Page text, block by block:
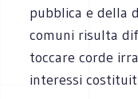
pubblica e della
comuni risulta
toccare corde
interessi